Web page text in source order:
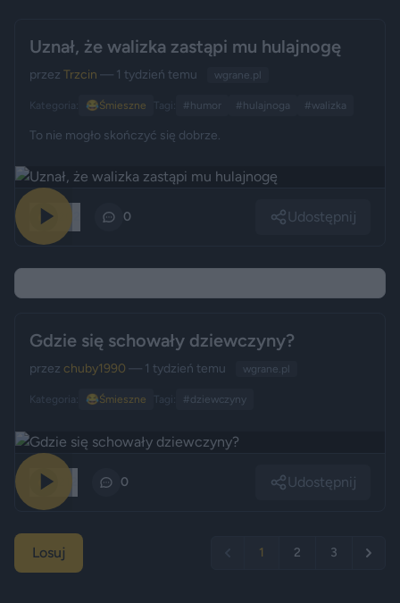
Uznał, że walizka zastąpi mu hulajnogę
przez Trzcin — 1 tydzień temu wgrane.pl
Kategoria: 😂Śmieszne Tagi: #humor #hulajnoga #walizka
To nie mogło skończyć się dobrze.
0 Udostępnij
Gdzie się schowały dziewczyny?
przez chuby1990 — 1 tydzień temu wgrane.pl
Kategoria: 😂Śmieszne Tagi: #dziewczyny
0 Udostępnij
Losuj 1 2 3